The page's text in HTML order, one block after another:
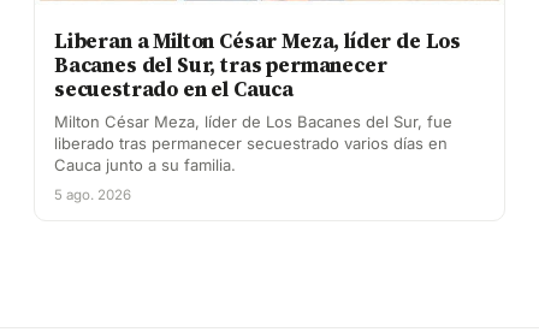
Liberan a Milton César Meza, líder de Los
Bacanes del Sur, tras permanecer
secuestrado en el Cauca
Milton César Meza, líder de Los Bacanes del Sur, fue
liberado tras permanecer secuestrado varios días en
Cauca junto a su familia.
5 ago. 2026